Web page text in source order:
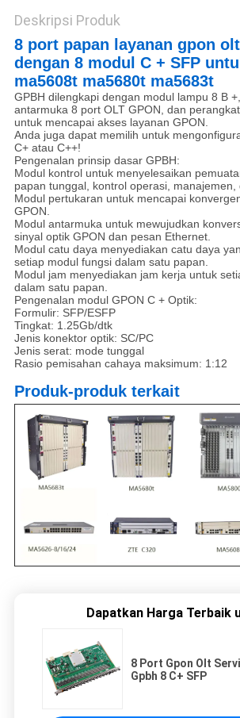
Deskripsi Produk
8 port papan layanan gpon
dengan 8 modul C + SFP
ma5608t ma5680t ma5683t
GPBH dilengkapi dengan modul lampu 8 B
antarmuka 8 port OLT GPON, dan
untuk mencapai akses layanan GPON.
Anda juga dapat memilih untuk
C+ atau C++!
Pengenalan prinsip dasar GPBH:
Modul kontrol untuk menyelesaikan
papan tunggal, kontrol operasi, manajemen,
Modul pertukaran untuk mencapai
GPON.
Modul antarmuka untuk mewujudkan
sinyal optik GPON dan pesan Ethernet.
Modul catu daya menyediakan catu daya
setiap modul fungsi dalam satu papan.
Modul jam menyediakan jam kerja untuk
dalam satu papan.
Pengenalan modul GPON C + Optik:
Formulir: SFP/ESFP
Tingkat: 1.25Gb/dtk
Jenis konektor optik: SC/PC
Jenis serat: mode tunggal
Rasio pemisahan cahaya maksimum: 1:12
Produk-produk terkait
Dapatkan Harga Terbaik
8 Port Gpon Olt
Gpbh 8 C+ SFP